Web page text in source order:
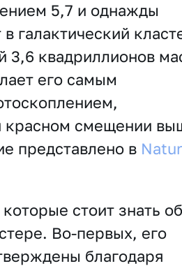
5,7 и однажды
галактический
3,6 квадриллионов
его самым
красном смещении
представлено в
стоит знать об
Во-первых, его
благодаря